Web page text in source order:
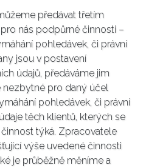
předávat třetím
nás podpůrné činnosti –
pohledávek, či právní
jsou v postavení
údajů, předáváme jim
pro daný účel
pohledávek, či právní
těch klientů, kterých se
týká. Zpracovatele
výše uvedené činnosti
je průběžně měníme a